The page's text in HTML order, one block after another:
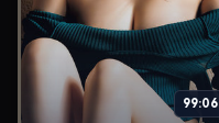
99:06